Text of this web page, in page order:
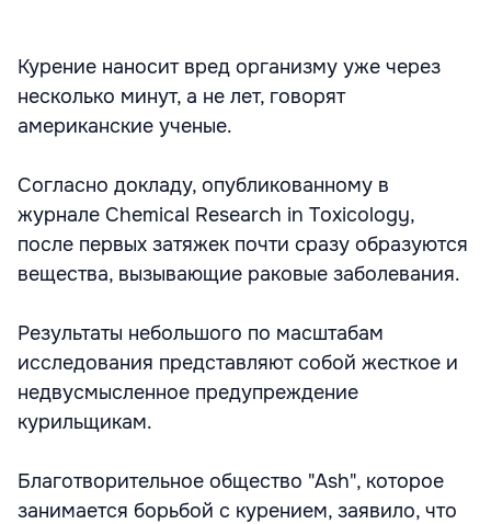
Курение наносит вред организму уже через
несколько минут, а не лет, говорят
американские ученые.
Согласно докладу, опубликованному в
журнале Chemical Research in Toxicology,
после первых затяжек почти сразу образуются
вещества, вызывающие раковые заболевания.
Результаты небольшого по масштабам
исследования представляют собой жесткое и
недвусмысленное предупреждение
курильщикам.
Благотворительное общество "Ash", которое
занимается борьбой с курением, заявило, что